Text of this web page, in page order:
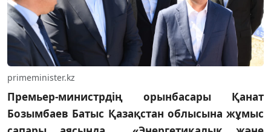
primeminister.kz
Премьер-министрдің орынбасары Қанат
Бозымбаев Батыс Қазақстан облысына жұмыс